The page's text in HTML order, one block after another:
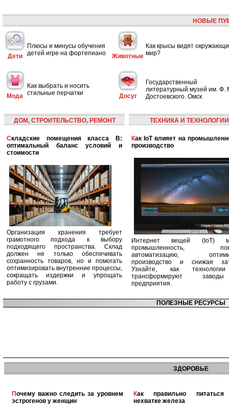
НОВЫЕ
Дети
Плюсы и минусы обучения
детей игре на фортепиано
Животные
Как крысы видят
мир?
Мода
Как выбрать и носить
стильные перчатки
Досуг
Государственный
литературный музей им. Ф.
Достоевского. Омск
ДОМ, СТРОИТЕЛЬСТВО, РЕМОНТ
Складские помещения класса B:
оптимальный баланс условий и
стоимости
Организация хранения требует
грамотного подхода к выбору
подходящего пространства. Склад
должен не только обеспечивать
сохранность товаров, но и помогать
оптимизировать внутренние процессы,
сокращать издержки и упрощать
работу с грузами.
ТЕХНИКА И ТЕХНОЛОГИИ
Как IoT влияет на промышленность и
производство
Интернет вещей (IoT)
промышленность,
автоматизацию,
производство и снижая
Узнайте, как
трансформируют
предприятия.
ПОЛЕЗНЫЕ РЕСУРСЫ
ЗДОРОВЬЕ
Почему важно следить за уровнем
эстрогенов у женщин
Как правильно питаться при
нехватке железа